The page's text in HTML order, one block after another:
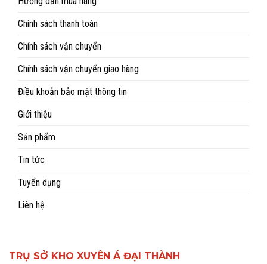
Chính sách thanh toán
Chính sách vận chuyển
Chính sách vận chuyển giao hàng
Điều khoản bảo mật thông tin
Giới thiệu
Sản phẩm
Tin tức
Tuyển dụng
Liên hệ
TRỤ SỞ KHO XUYÊN Á ĐẠI THÀNH